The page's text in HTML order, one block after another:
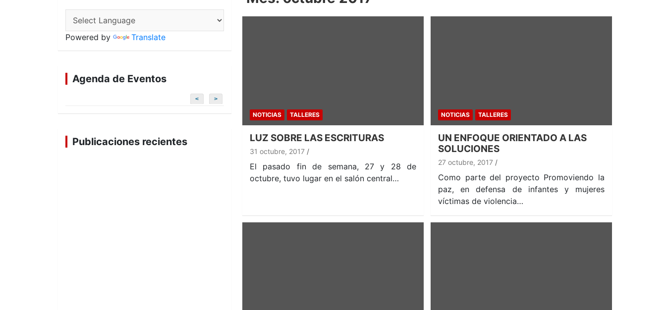
NOTICIAS TALLERES
LUZ SOBRE LAS ESCRITURAS
31 octubre, 2017
El pasado fin de semana, 27 y 28 de
octubre, tuvo lugar en el salón central…
NOTICIAS TALLERES
UN ENFOQUE ORIENTADO A LAS
SOLUCIONES
27 octubre, 2017
Como parte del proyecto Promoviendo la
paz, en defensa de infantes y mujeres
víctimas de violencia…
Powered by Translate
Agenda de Eventos
< >
Publicaciones recientes